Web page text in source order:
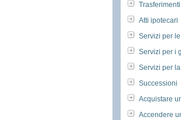
Atti ipotecari
Servizi per
Servizi per i
Servizi per
Successioni
Acquistare
Accendere